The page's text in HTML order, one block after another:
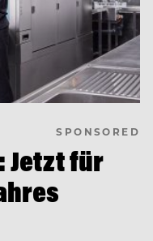
SPONSORED
Jetzt für